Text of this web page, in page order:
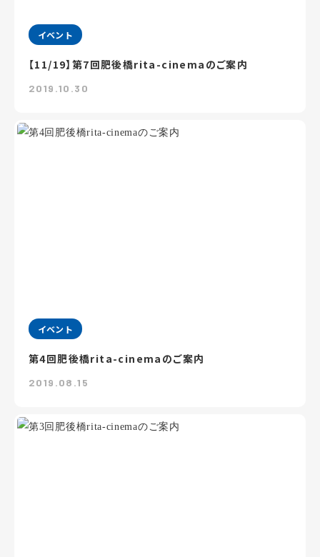
イベント
【11/19】第7回肥後橋rita-cinemaのご案内
2019.10.30
イベント
第4回肥後橋rita-cinemaのご案内
2019.08.15